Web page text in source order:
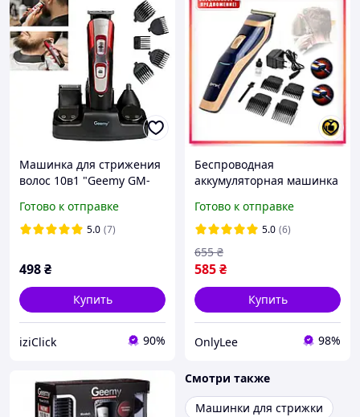
Машинка для стрижения
волос 10в1 "Geemy GM-
мужской триммер для
лица бороды/носа (ST)
Готово к отправке
5.0 (7)
498₴
Купить
iziClick 90%
Беспроводная
аккумуляторная машинка
сменными насадками
Geemy GM-6005
Готово к отправке
5.0 (6)
585₴
655 ₴
Купить
OnlyLee 98%
Смотри также
Машинки для стрижки